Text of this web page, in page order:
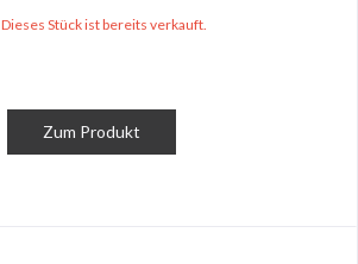
Dieses Stück ist bereits verkauft.
Zum Produkt